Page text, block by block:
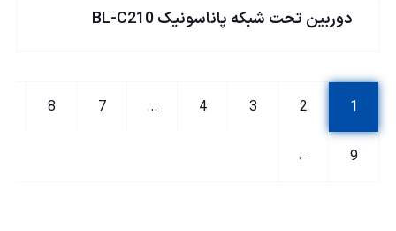
دوربين تحت شبكه پاناسونيک BL-C210
1
2
3
4
…
7
8
9
←